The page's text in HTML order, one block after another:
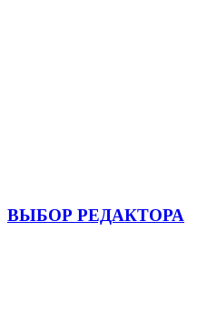
ВЫБОР РЕДАКТОРА